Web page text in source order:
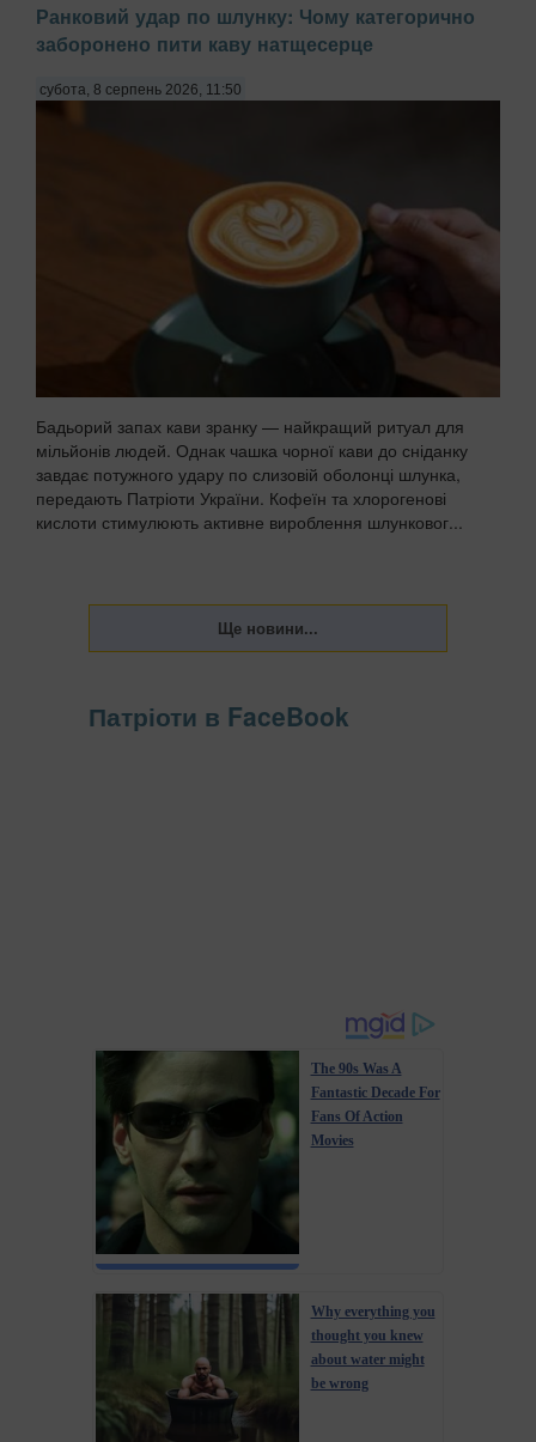
Ранковий удар по шлунку: Чому категорично
заборонено пити каву натщесерце
субота, 8 серпень 2026, 11:50
Бадьорий запах кави зранку — найкращий ритуал для
мільйонів людей. Однак чашка чорної кави до сніданку
завдає потужного удару по слизовій оболонці шлунка,
передають Патріоти України. Кофеїн та хлорогенові
кислоти стимулюють активне вироблення шлунковог...
Патріоти в FaceBook
The 90s Was A
Fantastic Decade For
Fans Of Action
Movies
Why everything you
thought you knew
about water might
be wrong